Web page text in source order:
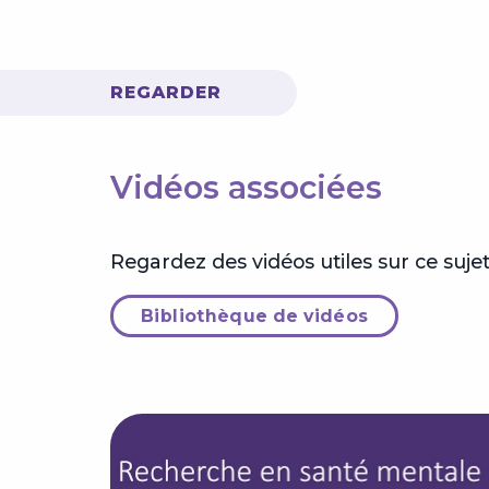
REGARDER
Vidéos associées
Regardez des vidéos utiles sur ce
Bibliothèque de vidéos